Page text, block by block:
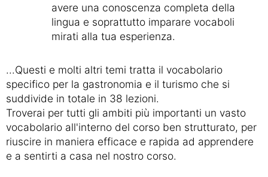
avere una conoscenza completa della
lingua e soprattutto imparare vocaboli
mirati alla tua esperienza.
...Questi e molti altri temi tratta il vocabolario
specifico per la gastronomia e il turismo che si
suddivide in totale in 38 lezioni.
Troverai per tutti gli ambiti più importanti un vasto
vocabolario all'interno del corso ben strutturato, per
riuscire in maniera efficace e rapida ad apprendere
e a sentirti a casa nel nostro corso.